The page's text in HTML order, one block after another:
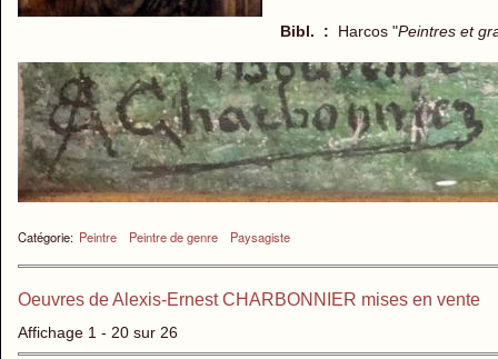
Bibl. : Harcos "Peintres et
Catégorie: Peintre Peintre de genre Paysagiste
Oeuvres de Alexis-Ernest CHARBONNIER mises en vente
Affichage 1 - 20 sur 26